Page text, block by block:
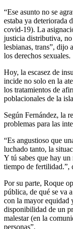
“Ese asunto no se
estaba ya deteriorada
covid-19). La
justicia distributiva, no
lesbianas, trans”, dijo
los derechos sexuales.
Hoy, la escasez de
incide no solo en la
los tratamientos de
poblacionales de la
Según Fernández, la
problemas para las
“Es angustioso que
luchado tanto, la
Y tú sabes que hay
tiempo de fertilidad.”,
Por su parte, Roque
pública, de qué se va
con la mayor equidad
disponibilidad de un
malestar (en la
personas”.